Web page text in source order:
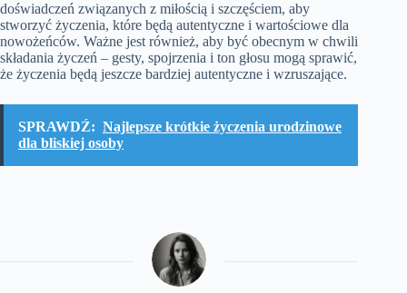
doświadczeń związanych z miłością i szczęściem, aby
stworzyć życzenia, które będą autentyczne i wartościowe dla
nowożeńców. Ważne jest również, aby być obecnym w chwili
składania życzeń – gesty, spojrzenia i ton głosu mogą sprawić,
że życzenia będą jeszcze bardziej autentyczne i wzruszające.
SPRAWDŹ: Najlepsze krótkie życzenia urodzinowe
dla bliskiej osoby